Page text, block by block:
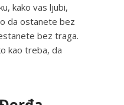
kako vas ljubi,
da ostanete bez
bez traga.
kao treba, da